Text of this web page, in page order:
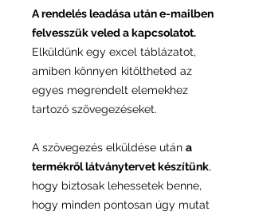
A rendelés leadása után e-mailben
felvesszük veled a kapcsolatot.
Elküldünk egy excel táblázatot,
amiben könnyen kitöltheted az
egyes megrendelt elemekhez
tartozó szövegezéseket.
A szövegezés elküldése után a
termékről látványtervet készítünk,
hogy biztosak lehessetek benne,
hogy minden pontosan úgy mutat